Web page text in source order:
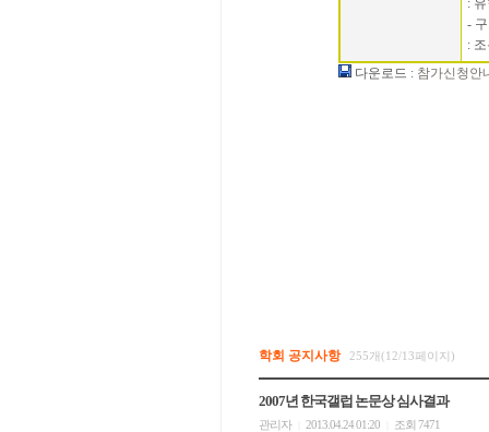
:
-
:
다운로드 : 참가신청안
학회 공지사항 255개(12/13페이지)
2007년 한국갤럽 논문상 심사결과
관리자 2013.04.24 01:20 조회 7471